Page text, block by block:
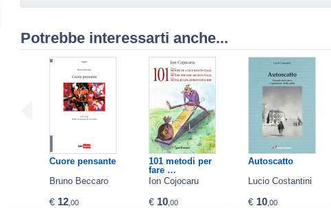
Potrebbe interessarti anche...
Cuore pensante
Bruno Beccaro
€ 12,00
101 metodi per
fare …
Ion Cojocaru
€ 10,00
Autoscatto
Lucio Costantini
€ 10,00